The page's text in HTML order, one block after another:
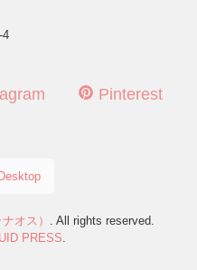
4
Pinterest
Desktop
オス） . All rights reserved.
PRESS.